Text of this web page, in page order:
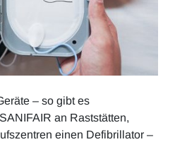
– so gibt es
an Raststätten,
einen Defibrillator –